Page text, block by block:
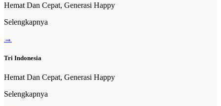
Hemat Dan Cepat, Generasi Happy
Selengkapnya
→
Tri Indonesia
Hemat Dan Cepat, Generasi Happy
Selengkapnya